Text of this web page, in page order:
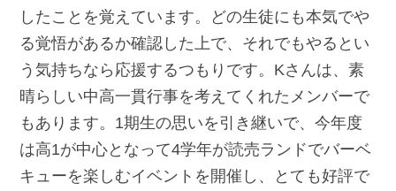
したことを覚えています。どの生徒にも本気でや
る覚悟があるか確認した上で、それでもやるとい
う気持ちなら応援するつもりです。Kさんは、素
晴らしい中高一貫行事を考えてくれたメンバーで
もあります。1期生の思いを引き継いで、今年度
は高1が中心となって4学年が読売ランドでバーベ
キューを楽しむイベントを開催し、とても好評で